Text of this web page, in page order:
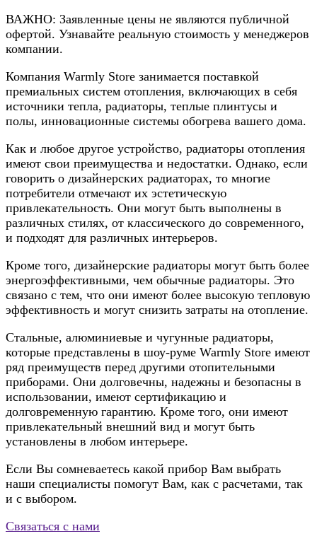
ВАЖНО: Заявленные цены не являются публичной
офертой. Узнавайте реальную стоимость у менеджеров
компании.
Компания Warmly Store занимается поставкой
премиальных систем отопления, включающих в себя
источники тепла, радиаторы, теплые плинтусы и
полы, инновационные системы обогрева вашего дома.
Как и любое другое устройство, радиаторы отопления
имеют свои преимущества и недостатки. Однако, если
говорить о дизайнерских радиаторах, то многие
потребители отмечают их эстетическую
привлекательность. Они могут быть выполнены в
различных стилях, от классического до современного,
и подходят для различных интерьеров.
Кроме того, дизайнерские радиаторы могут быть более
энергоэффективными, чем обычные радиаторы. Это
связано с тем, что они имеют более высокую тепловую
эффективность и могут снизить затраты на отопление.
Стальные, алюминиевые и чугунные радиаторы,
которые представлены в шоу-руме Warmly Store имеют
ряд преимуществ перед другими отопительными
приборами. Они долговечны, надежны и безопасны в
использовании, имеют сертификацию и
долговременную гарантию. Кроме того, они имеют
привлекательный внешний вид и могут быть
установлены в любом интерьере.
Если Вы сомневаетесь какой прибор Вам выбрать
наши специалисты помогут Вам, как с расчетами, так
и с выбором.
Связаться с нами